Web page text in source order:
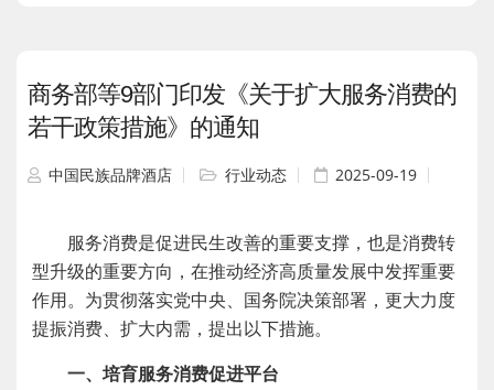
商务部等9部门印发《关于扩大服务消费的
若干政策措施》的通知
中国民族品牌酒店 行业动态 2025-09-19
服务消费是促进民生改善的重要支撑，也是消费转
型升级的重要方向，在推动经济高质量发展中发挥重要
作用。为贯彻落实党中央、国务院决策部署，更大力度
提振消费、扩大内需，提出以下措施。
一、培育服务消费促进平台